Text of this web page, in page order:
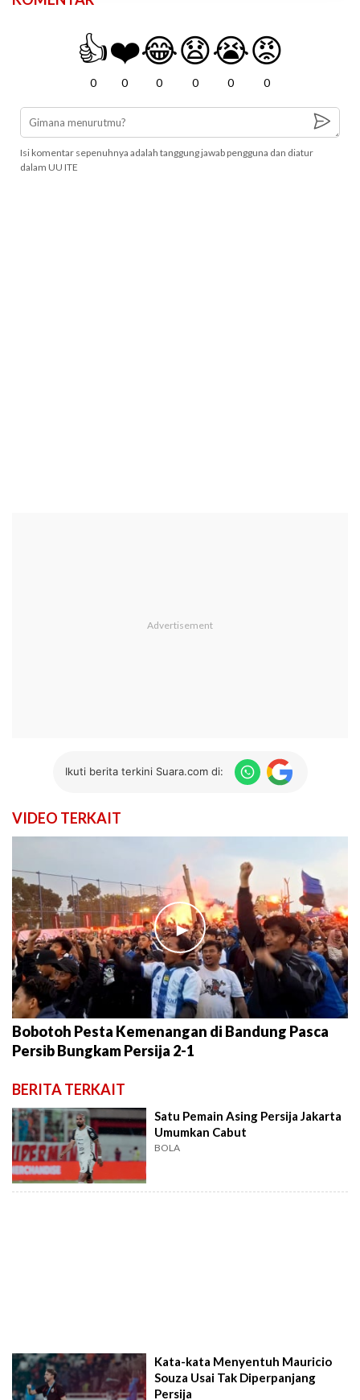
👍
0
❤️
0
😂
0
😧
0
😭
0
😡
0
Isi komentar sepenuhnya adalah tanggung jawab pengguna dan diatur
dalam UU ITE
Ikuti berita terkini Suara.com di:
VIDEO TERKAIT
►
Bobotoh Pesta Kemenangan di Bandung Pasca
Persib Bungkam Persija 2-1
BERITA TERKAIT
Satu Pemain Asing Persija Jakarta
Umumkan Cabut
BOLA
Kata-kata Menyentuh Mauricio
Souza Usai Tak Diperpanjang
Persija